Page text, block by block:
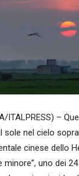
ITALPRESS) –
sole nel cielo
cinese dello
minore”, uno dei